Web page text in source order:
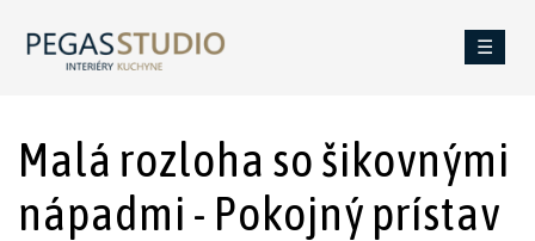
☰
Malá rozloha so šikovnými
nápadmi - Pokojný prístav